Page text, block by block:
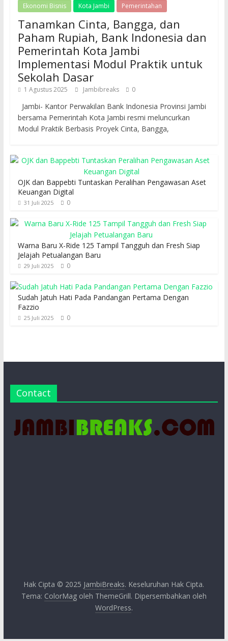
Ekonomi Bisnis Kota Jambi Pemerintahan
Tanamkan Cinta, Bangga, dan
Paham Rupiah, Bank Indonesia dan
Pemerintah Kota Jambi
Implementasi Modul Praktik untuk
Sekolah Dasar
1 Agustus 2025 Jambibreaks 0
Jambi- Kantor Perwakilan Bank Indonesia Provinsi Jambi
bersama Pemerintah Kota Jambi resmi meluncurkan
Modul Praktik Berbasis Proyek Cinta, Bangga,
OJK dan Bappebti Tuntaskan Peralihan Pengawasan Aset
Keuangan Digital
31 Juli 2025 0
Warna Baru X-Ride 125 Tampil Tangguh dan Fresh Siap
Jelajah Petualangan Baru
29 Juli 2025 0
Sudah Jatuh Hati Pada Pandangan Pertama Dengan
Fazzio
25 Juli 2025 0
Contact
Hak Cipta © 2025 JambiBreaks. Keseluruhan Hak Cipta.
Tema: ColorMagoleh ThemeGrill. Dipersembahkan oleh
WordPress.